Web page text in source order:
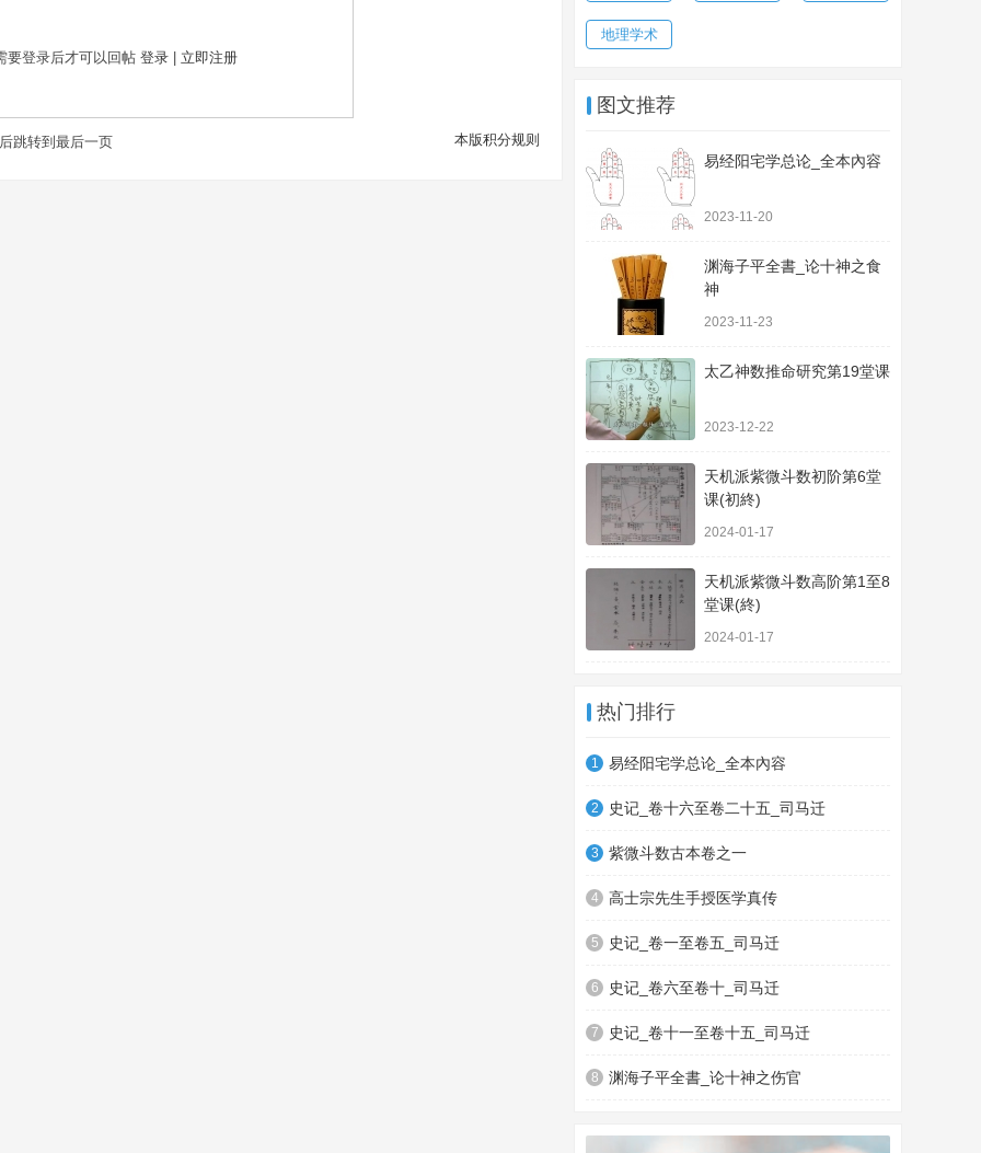
要登录后才可以回帖 登录| 立即注册
本版积分规则
跳转到最后一页
地理学术
图文推荐
易经阳宅学总论_全本內容
2023-11-20
渊海子平全書_论十神之食
神
2023-11-23
太乙神数推命研究第19堂课
2023-12-22
天机派紫微斗数初阶第6堂
课(初終)
2024-01-17
天机派紫微斗数高阶第1至8
堂课(終)
2024-01-17
热门排行
1 易经阳宅学总论_全本內容
2 史记_卷十六至卷二十五_司马迁
3 紫微斗数古本卷之一
4 高士宗先生手授医学真传
5 史记_卷一至卷五_司马迁
6 史记_卷六至卷十_司马迁
7 史记_卷十一至卷十五_司马迁
8 渊海子平全書_论十神之伤官